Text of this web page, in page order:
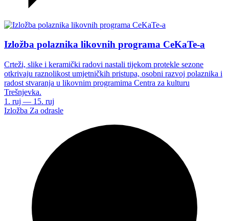
Izložba polaznika likovnih programa CeKaTe-a
Crteži, slike i keramički radovi nastali tijekom protekle sezone
otkrivaju raznolikost umjetničkih pristupa, osobni razvoj polaznika i
radost stvaranja u likovnim programima Centra za kulturu
Trešnjevka.
1. ruj — 15. ruj
Izložba Za odrasle